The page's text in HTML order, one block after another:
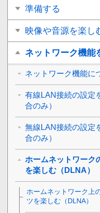
準備する
映像や音源を楽し
ネットワーク機能
ネットワーク機能に
有線LAN接続の設定
合のみ）
無線LAN接続の設定
合のみ）
ホームネットワーク
を楽しむ（DLNA）
ホームネットワーク上
ツを楽しむ（DLNA）